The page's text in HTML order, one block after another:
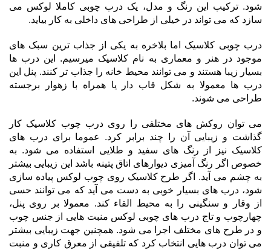
شود. ترکیب این رنگ و مدل، یک درب چوبی کاملا لوکس می
سازد که می تواند در خیلی از طراحی های داخلی به کار بیاید.
درب چوبی کلاسیک اما بلاخره به یکی از جذاب ترین سبک های
موجود در هنر و معماری به نام کلاسیک میرسیم. این درب ها
بسیار زیبا هستند و می توانند محیط خانه را جذاب تر کنند. پنل این
درب ها معمولا به شکل قاب دار یا همراه با زهوار برجسته
طراحی می شوند.
می توان روکش های مختلفی را روی درب چوب کلاسیک کار
گذاشت و زیبایی آن را چند برابر کرد. عموما برای درب های
کلاسیک نیز از رنگ های سفید و طلایی استفاده می شود. به
خصوص اگر رنگ آمیزی دیوارهای اتاق پتینه باشد این زیبایی بیشتر
به چشم می آید. اگر طرح کلاسیک روی چوب لوکس پیاده سازی
شود، درب های بسیار خوبی به دست می آید که می توانند حسی
از وقار و سنگینی را به محیط القاء کند. معمولا بر روی پنل،
چهارچوب و تاج درب های چوبی لوکس منبت هایی از جنس چوب
و در طرح های مختلف اجرا می شود. همچنین جهت زیبایی بیشتر
می توان درب هایی انتخاب کرد که تلفیقی از معرق کاری و منبت